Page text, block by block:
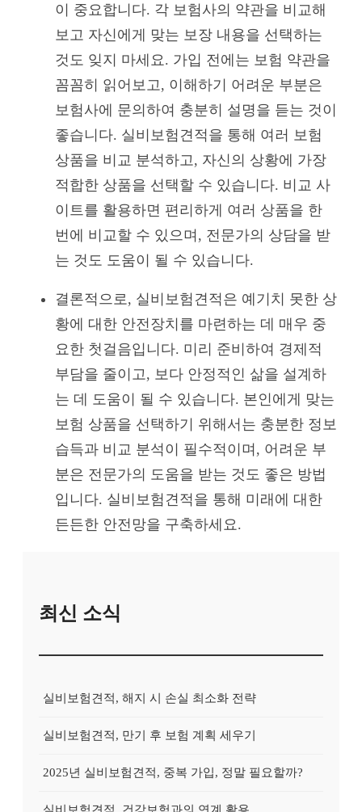
이 중요합니다. 각 보험사의 약관을 비교해
보고 자신에게 맞는 보장 내용을 선택하는
것도 잊지 마세요. 가입 전에는 보험 약관을
꼼꼼히 읽어보고, 이해하기 어려운 부분은
보험사에 문의하여 충분히 설명을 듣는 것이
좋습니다. 실비보험견적을 통해 여러 보험
상품을 비교 분석하고, 자신의 상황에 가장
적합한 상품을 선택할 수 있습니다. 비교 사
이트를 활용하면 편리하게 여러 상품을 한
번에 비교할 수 있으며, 전문가의 상담을 받
는 것도 도움이 될 수 있습니다.
결론적으로, 실비보험견적은 예기치 못한 상
황에 대한 안전장치를 마련하는 데 매우 중
요한 첫걸음입니다. 미리 준비하여 경제적
부담을 줄이고, 보다 안정적인 삶을 설계하
는 데 도움이 될 수 있습니다. 본인에게 맞는
보험 상품을 선택하기 위해서는 충분한 정보
습득과 비교 분석이 필수적이며, 어려운 부
분은 전문가의 도움을 받는 것도 좋은 방법
입니다. 실비보험견적을 통해 미래에 대한
든든한 안전망을 구축하세요.
최신 소식
실비보험견적, 해지 시 손실 최소화 전략
실비보험견적, 만기 후 보험 계획 세우기
2025년 실비보험견적, 중복 가입, 정말 필요할까?
실비보험견적, 건강보험과의 연계 활용